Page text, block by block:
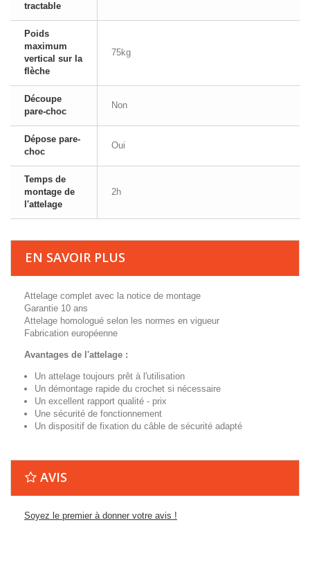
tractable
Poids
maximum
vertical sur la
flèche
75kg
Découpe
pare-choc
Non
Dépose pare-
choc
Oui
Temps de
montage de
l'attelage
2h
EN SAVOIR PLUS
Attelage complet avec la notice de montage
Garantie 10 ans
Attelage homologué selon les normes en vigueur
Fabrication européenne
Avantages de l'attelage :
Un attelage toujours prêt à l'utilisation
Un démontage rapide du crochet si nécessaire
Un excellent rapport qualité - prix
Une sécurité de fonctionnement
Un dispositif de fixation du câble de sécurité adapté
AVIS
Soyez le premier à donner votre avis !